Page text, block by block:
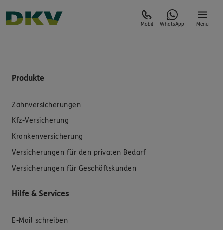
Mobil WhatsApp Menü
Produkte
Zahnversicherungen
Kfz-Versicherung
Krankenversicherung
Versicherungen für den privaten Bedarf
Versicherungen für Geschäftskunden
Hilfe & Services
E-Mail schreiben